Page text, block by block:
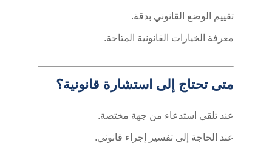
تقييم الوضع القانوني بدقة.
معرفة الخيارات القانونية المتاحة.
متى تحتاج إلى استشارة قانونية؟
عند تلقي استدعاء من جهة مختصة.
عند الحاجة إلى تفسير إجراء قانوني.